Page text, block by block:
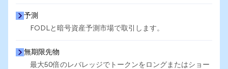
予測
FODLと暗号資産予測市場で取引します。
無期限先物
最大50倍のレバレッジでトークンをロングまたはショー